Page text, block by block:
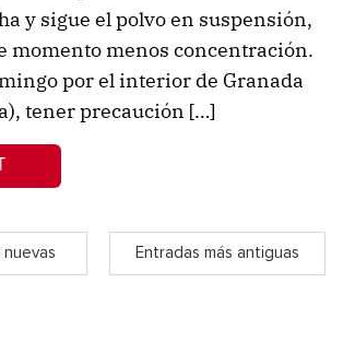
y sigue el polvo en suspensión,
momento menos concentración.
por el interior de Granada
tener precaución […]
nuevas Entradas más antiguas